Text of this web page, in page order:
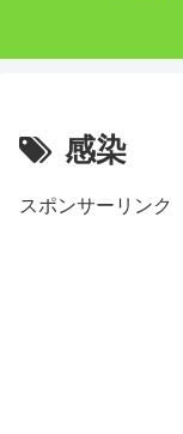
感染
スポンサーリンク